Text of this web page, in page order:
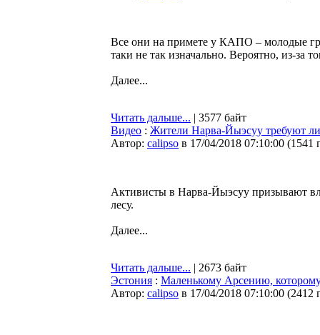
Все они на примете у КАПО – молодые
таки не так изначально. Вероятно, из-за
Далее...
Читать дальше... | 3577 байт
Видео : Жители Нарва-Йыэсуу требуют
Автор: calipso в 17/04/2018 07:10:00 (1541
Активисты в Нарва-Йыэсуу призывают
лесу.
Далее...
Читать дальше... | 2673 байт
Эстония : Маленькому Арсению, которому
Автор: calipso в 17/04/2018 07:10:00 (2412